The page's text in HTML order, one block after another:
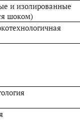
и изолированные
шоком)